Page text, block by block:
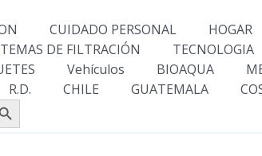
CUIDADO PERSONAL HOGAR
DE FILTRACIÓN TECNOLOGIA
Vehículos BIOAQUA
R.D. CHILE GUATEMALA
de búsqueda